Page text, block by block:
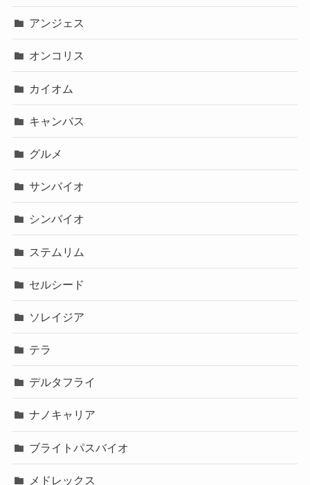
アンジェス
オンコリス
カイオム
キャンバス
グルメ
サンバイオ
シンバイオ
ステムリム
セルシード
ソレイジア
テラ
デルタフライ
ナノキャリア
ブライトパスバイオ
メドレックス